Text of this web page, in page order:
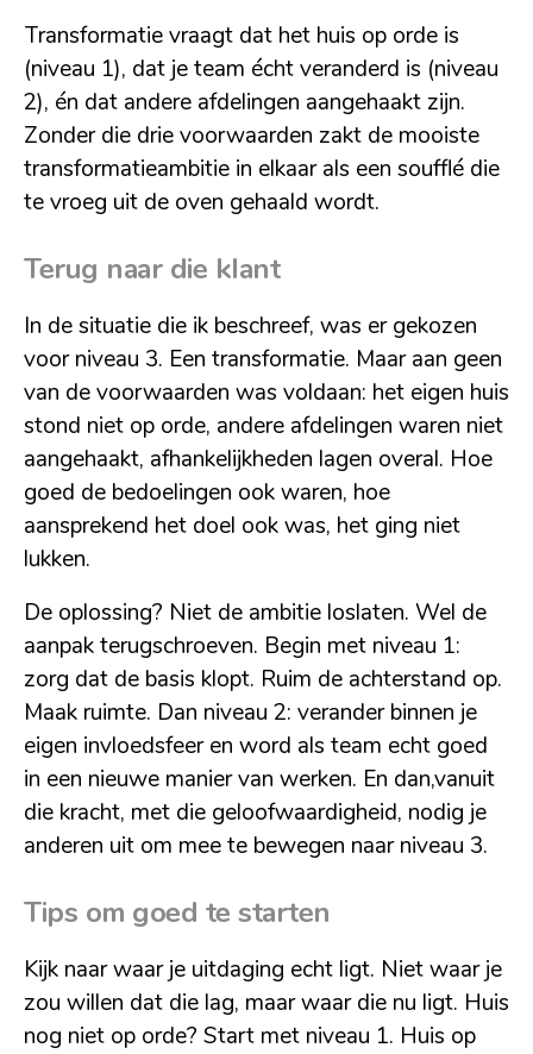
Transformatie vraagt dat het huis op orde is
(niveau 1), dat je team écht veranderd is (niveau
2), én dat andere afdelingen aangehaakt zijn.
Zonder die drie voorwaarden zakt de mooiste
transformatieambitie in elkaar als een soufflé die
te vroeg uit de oven gehaald wordt.
Terug naar die klant
In de situatie die ik beschreef, was er gekozen
voor niveau 3. Een transformatie. Maar aan geen
van de voorwaarden was voldaan: het eigen huis
stond niet op orde, andere afdelingen waren niet
aangehaakt, afhankelijkheden lagen overal. Hoe
goed de bedoelingen ook waren, hoe
aansprekend het doel ook was, het ging niet
lukken.
De oplossing? Niet de ambitie loslaten. Wel de
aanpak terugschroeven. Begin met niveau 1:
zorg dat de basis klopt. Ruim de achterstand op.
Maak ruimte. Dan niveau 2: verander binnen je
eigen invloedsfeer en word als team echt goed
in een nieuwe manier van werken. En dan,vanuit
die kracht, met die geloofwaardigheid, nodig je
anderen uit om mee te bewegen naar niveau 3.
Tips om goed te starten
Kijk naar waar je uitdaging echt ligt. Niet waar je
zou willen dat die lag, maar waar die nu ligt. Huis
nog niet op orde? Start met niveau 1. Huis op